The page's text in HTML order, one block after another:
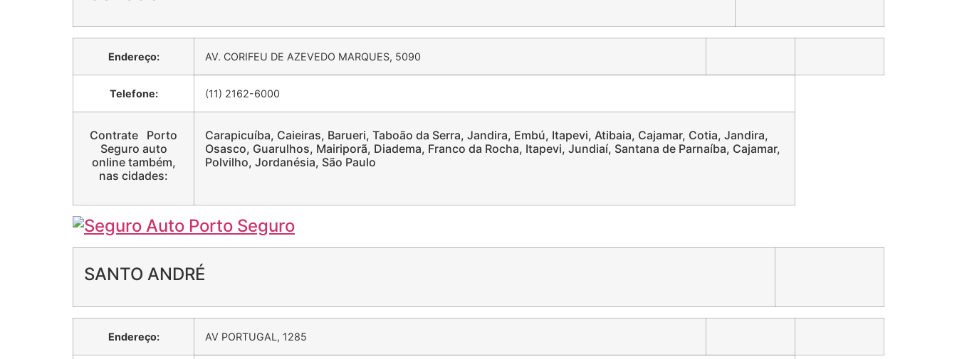
Endereço: AV. CORIFEU DE AZEVEDO MARQUES, 5090
Telefone: (11) 2162-6000
Contrate Porto
Seguro auto
online também,
nas cidades:
Carapicuíba, Caieiras, Barueri, Taboão da Serra, Jandira, Embú, Itapevi, Atibaia, Cajamar, Cotia, Jandira,
Osasco, Guarulhos, Mairiporã, Diadema, Franco da Rocha, Itapevi, Jundiaí, Santana de Parnaíba, Cajamar,
Polvilho, Jordanésia, São Paulo
SANTO ANDRÉ
Endereço: AV PORTUGAL, 1285